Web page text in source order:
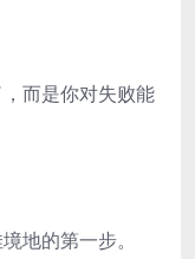
而是你对失败能
地的第一步。